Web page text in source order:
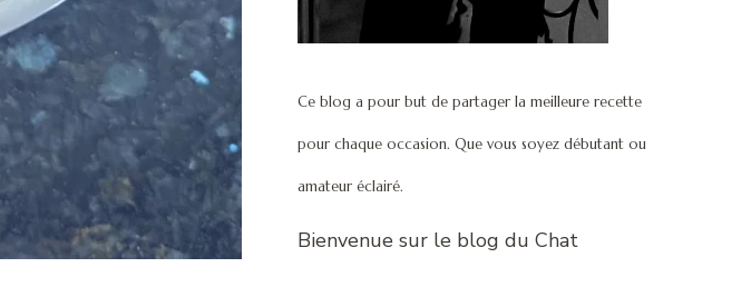
Ce blog a pour but de partager la meilleure recette
pour chaque occasion. Que vous soyez débutant ou
amateur éclairé.
Bienvenue sur le blog du Chat